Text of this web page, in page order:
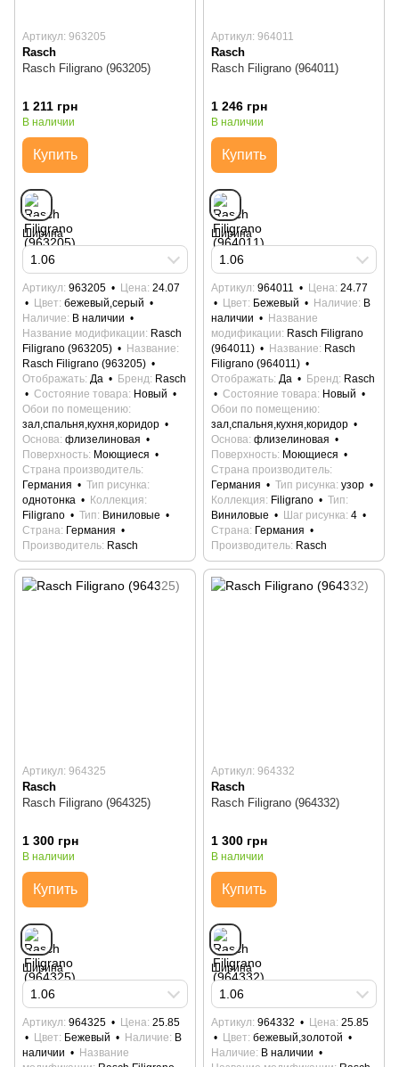
Артикул: 963205
Rasch
Rasch Filigrano (963205)
1 211 грн
В наличии
Купить
Ширина
1.06
Артикул 963205 Цена 24.07
Цвет бежевый,серый
Наличие В наличии
Название модификации Rasch
Filigrano (963205)
Название
Rasch Filigrano (963205)
Отображать Да Бренд Rasch
Состояние товара Новый
Обои по помещению
зал,спальня,кухня,коридор
Основа флизелиновая
Поверхность Моющиеся
Страна производитель
Германия
Тип рисунка
однотонка
Коллекция
Filigrano
Тип Виниловые
Страна Германия
Производитель Rasch
Артикул: 964011
Rasch
Rasch Filigrano (964011)
1 246 грн
В наличии
Купить
Ширина
1.06
Артикул 964011 Цена 24.77
Цвет Бежевый Наличие В
наличии
Название
модификации Rasch Filigrano
(964011)
Название Rasch
Filigrano (964011)
Отображать Да Бренд Rasch
Состояние товара Новый
Обои по помещению
зал,спальня,кухня,коридор
Основа флизелиновая
Поверхность Моющиеся
Страна производитель
Германия
Тип рисунка узор
Коллекция Filigrano
Тип
Виниловые
Шаг рисунка 4
Страна Германия
Производитель Rasch
Артикул: 964325
Rasch
Rasch Filigrano (964325)
1 300 грн
В наличии
Купить
Ширина
1.06
Артикул 964325 Цена 25.85
Цвет
Бежевый Наличие
В
наличии
Название
Артикул: 964332
Rasch
Rasch Filigrano (964332)
1 300 грн
В наличии
Купить
Ширина
1.06
Артикул 964332 Цена 25.85
Цвет бежевый,золотой
Наличие
В наличии